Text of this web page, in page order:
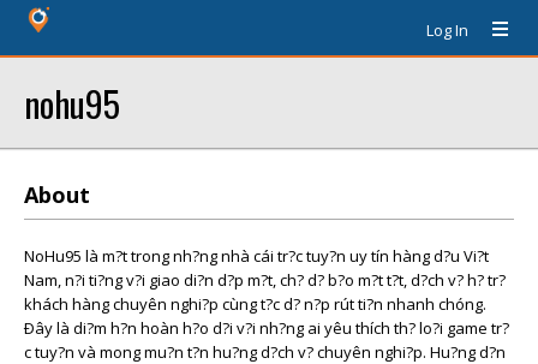
Log In
nohu95
About
NoHu95 là m?t trong nh?ng nhà cái tr?c tuy?n uy tín hàng d?u Vi?t
Nam, n?i ti?ng v?i giao di?n d?p m?t, ch? d? b?o m?t t?t, d?ch v? h? tr?
khách hàng chuyên nghi?p cùng t?c d? n?p rút ti?n nhanh chóng.
Ðây là di?m h?n hoàn h?o d?i v?i nh?ng ai yêu thích th? lo?i game tr?
c tuy?n và mong mu?n t?n hu?ng d?ch v? chuyên nghi?p. Hu?ng d?n